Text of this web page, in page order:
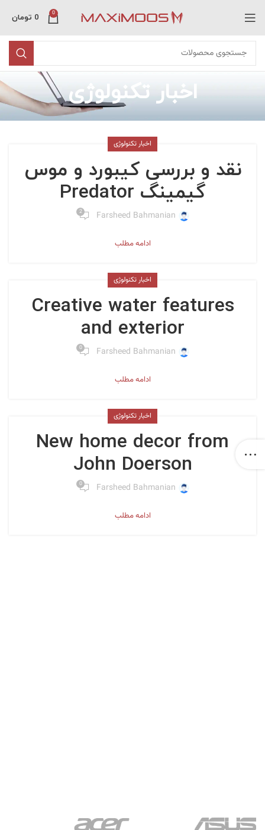
0
0 تومان
اخبار تکنولوژی
اخبار تکنولوژی
نقد و بررسی کیبورد و موس
گیمینگ Predator
Farsheed Bahmanian
2
ادامه مطلب
اخبار تکنولوژی
Creative water features
and exterior
Farsheed Bahmanian
0
ادامه مطلب
اخبار تکنولوژی
New home decor from
John Doerson
Farsheed Bahmanian
0
ادامه مطلب